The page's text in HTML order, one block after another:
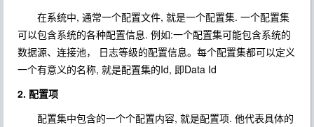
在系统中, 通常一个配置文件, 就是一个配置集. 一个配置集
可以包含系统的各种配置信息. 例如:一个配置集可能包含系统的
数据源、连接池， 日志等级的配置信息。每个配置集都可以定义
一个有意义的名称, 就是配置集的Id, 即Data Id
2. 配置项
配置集中包含的一个个配置内容, 就是配置项. 他代表具体的